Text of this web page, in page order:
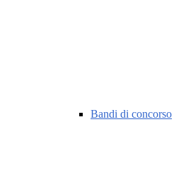
Bandi di concorso